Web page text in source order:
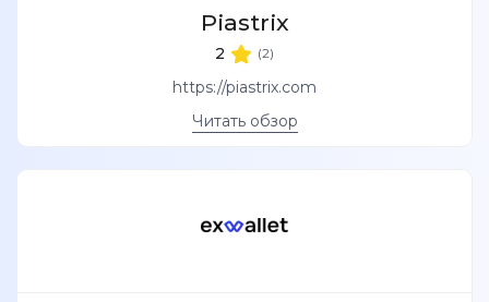
Piastrix
2 (2)
https://piastrix.com
Читать обзор